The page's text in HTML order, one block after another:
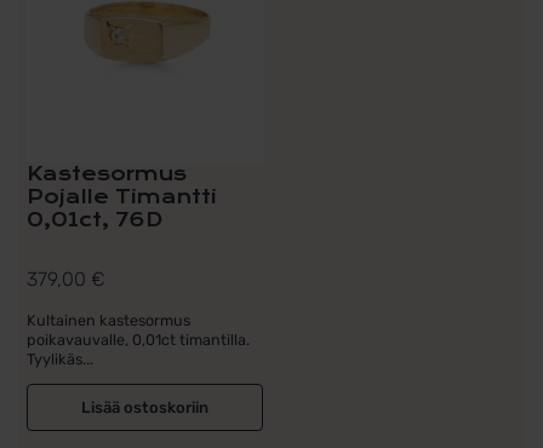
Kastesormus
Pojalle Timantti
0,01ct, 76D
379,00 €
Kultainen kastesormus
poikavauvalle, 0,01ct timantilla.
Tyylikäs...
Lisää ostoskoriin